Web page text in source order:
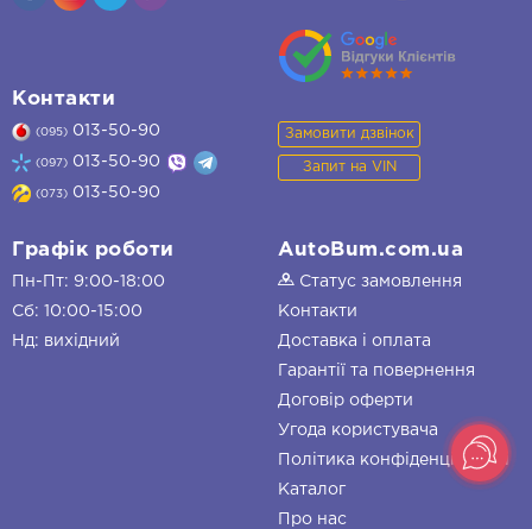
Контакти
(095) 013-50-90
(097) 013-50-90
(073) 013-50-90
Замовити дзвінок
Запит на VIN
Графік роботи
Пн-Пт: 9:00-18:00
Сб: 10:00-15:00
Нд: вихідний
AutoBum.com.ua
Статус замовлення
Контакти
Доставка і оплата
Гарантії та повернення
Договір оферти
Угода користувача
Політика конфіденційності
Каталог
Про нас